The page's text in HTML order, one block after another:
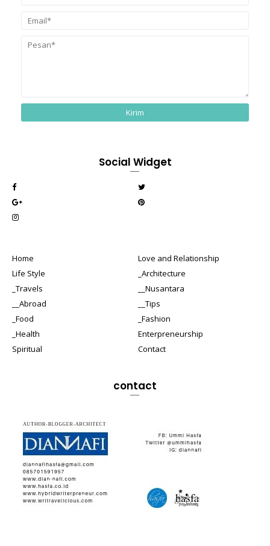
Social Widget
Home
Love and Relationship
Life Style
_Architecture
_Travels
__Nusantara
__Abroad
__Tips
_Food
_Fashion
_Health
Enterpreneurship
Spiritual
Contact
contact